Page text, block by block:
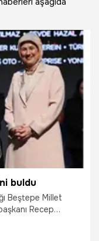
buldu
Beştepe Millet
Recep